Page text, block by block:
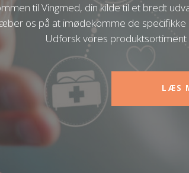
til Vingmed, din kilde til et bredt
os på at imødekomme de specifikke
Udforsk vores
LÆS